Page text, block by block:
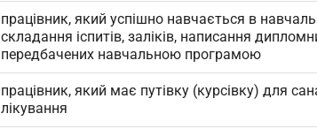
працівник, який успішно навчається в
складання іспитів, заліків, написання
передбачених навчальною програмою
працівник, який має путівку (курсівку) для
лікування